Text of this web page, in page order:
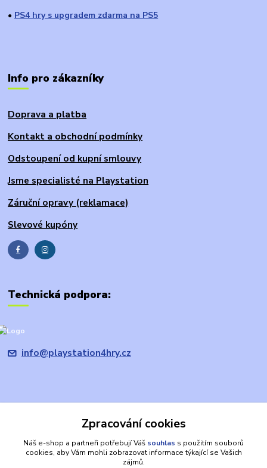
● PS4 hry s upgradem zdarma na PS5
Info pro zákazníky
Doprava a platba
Kontakt a obchodní podmínky
Odstoupení od kupní smlouvy
Jsme specialisté na Playstation
Záruční opravy (reklamace)
Slevové kupóny
Technická podpora:
info@playstation4hry.cz
Upravit sběr cookies.
Prohlášení: provozovatel domény/prodávající je společnost
Zpracování cookies
Náš e-shop a partneři potřebují Váš souhlas s použitím souborů
cookies, aby Vám mohli zobrazovat informace týkající se Vašich
zájmů.